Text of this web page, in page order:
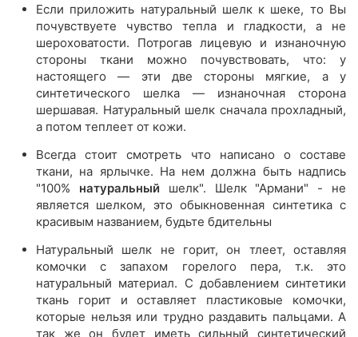
Если приложить натуральный шелк к шеке, то Вы
почувствуете чувство тепла и гладкости, а не
шероховатости. Потрогав лицевую и изнаночную
стороны ткани можно почувствовать, что: у
настоящего — эти две стороны мягкие, а у
синтетического шелка — изнаночная сторона
шершавая. Натуральный шелк сначала прохладный,
а потом теплеет от кожи.
Всегда стоит смотреть что написано о составе
ткани, на ярлычке. На нем должна быть надпись
"100% натуральный шелк". Шелк "Армани" - не
является шелком, это обыкновенная синтетика с
красивым названием, будьте бдительны
Натуральный шелк не горит, он тлеет, оставляя
комочки с запахом горелого пера, т.к. это
натуральный материал. С добавлением синтетики
ткань горит и оставляет пластиковые комочки,
которые нельзя или трудно раздавить пальцами. А
так же он будет иметь сильный синтетический